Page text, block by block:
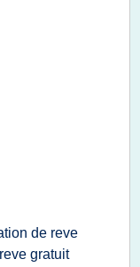
de reve
gratuit